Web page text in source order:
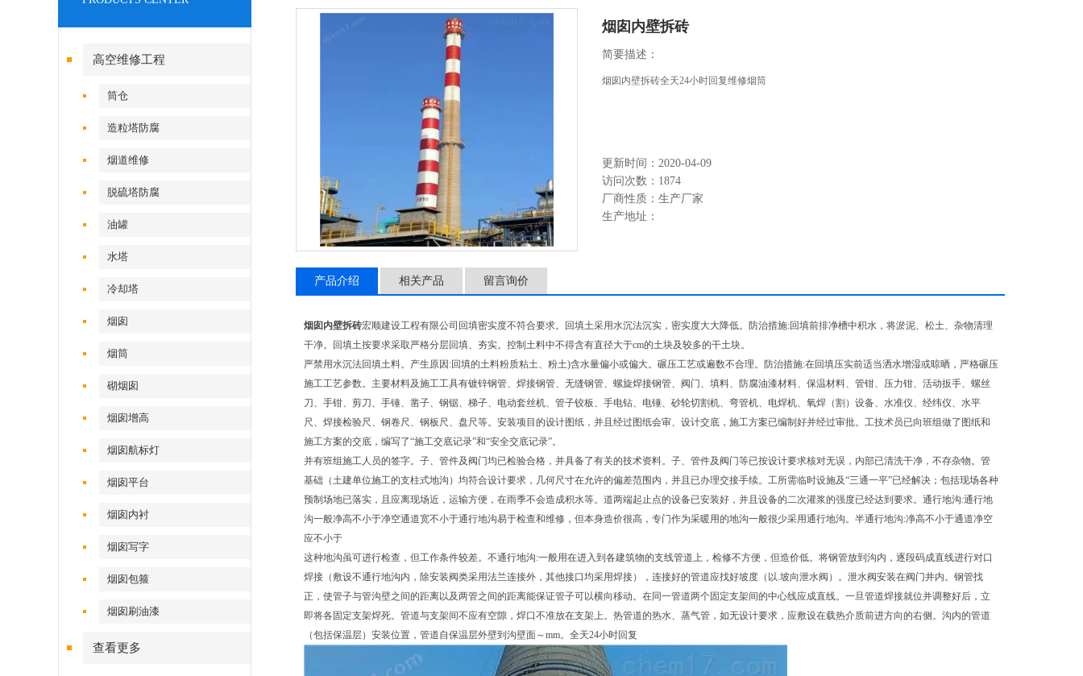
高空维修工程
筒仓
造粒塔防腐
烟道维修
脱硫塔防腐
油罐
水塔
冷却塔
烟囱
烟筒
砌烟囱
烟囱增高
烟囱航标灯
烟囱平台
烟囱内衬
烟囱写字
烟囱包箍
烟囱刷油漆
查看更多
烟囱内壁拆砖
简要描述：
烟囱内壁拆砖全天24小时回复维修烟筒
更新时间：2020-04-09
访问次数：1874
厂商性质：生产厂家
生产地址：
产品介绍 相关产品 留言询价
烟囱内壁拆砖宏顺建设工程有限公司回填密实度不符合要求。回填土采用水沉法沉实，密实度大大降低。防治措施:回填前排净槽中积水，将淤泥、松土、杂物清理
干净。回填土按要求采取严格分层回填、夯实。控制土料中不得含有直径大于cm的土块及较多的干土块。
严禁用水沉法回填土料。产生原因:回填的土料粉质粘土、粉土)含水量偏小或偏大。碾压工艺或遍数不合理。防治措施:在回填压实前适当洒水增湿或晾晒，严格碾压
施工工艺参数。主要材料及施工工具有镀锌钢管、焊接钢管、无缝钢管、螺旋焊接钢管、阀门、填料、防腐油漆材料、保温材料、管钳、压力钳、活动扳手、螺丝
刀、手钳、剪刀、手锤、凿子、钢锯、梯子、电动套丝机、管子铰板、手电钻、电锤、砂轮切割机、弯管机、电焊机、氧焊（割）设备、水准仪、经纬仪、水平
尺、焊接检验尺、钢卷尺、钢板尺、盘尺等。安装项目的设计图纸，并且经过图纸会审、设计交底，施工方案已编制好并经过审批。工技术员已向班组做了图纸和
施工方案的交底，编写了“施工交底记录”和“安全交底记录”。
并有班组施工人员的签字。子、管件及阀门均已检验合格，并具备了有关的技术资料。子、管件及阀门等已按设计要求核对无误，内部已清洗干净，不存杂物。管
基础（土建单位施工的支柱式地沟）均符合设计要求，几何尺寸在允许的偏差范围内，并且已办理交接手续。工所需临时设施及“三通一平”已经解决；包括现场各种
预制场地已落实，且应离现场近，运输方便，在雨季不会造成积水等。道两端起止点的设备已安装好，并且设备的二次灌浆的强度已经达到要求。通行地沟:通行地
沟一般净高不小于净空通道宽不小于通行地沟易于检查和维修，但本身造价很高，专门作为采暖用的地沟一般很少采用通行地沟。半通行地沟:净高不小于通道净空
应不小于
这种地沟虽可进行检查，但工作条件较差。不通行地沟:一般用在进入到各建筑物的支线管道上，检修不方便，但造价低。将钢管放到沟内，逐段码成直线进行对口
焊接（敷设不通行地沟内，除安装阀类采用法兰连接外，其他接口均采用焊接），连接好的管道应找好坡度（以.坡向泄水阀）。泄水阀安装在阀门井内。钢管找
正，使管子与管沟壁之间的距离以及两管之间的距离能保证管子可以横向移动。在同一管道两个固定支架间的中心线应成直线。一旦管道焊接就位并调整好后，立
即将各固定支架焊死。管道与支架间不应有空隙，焊口不准放在支架上。热管道的热水、蒸气管，如无设计要求，应敷设在载热介质前进方向的右侧。沟内的管道
（包括保温层）安装位置，管道自保温层外壁到沟壁面～mm。全天24小时回复